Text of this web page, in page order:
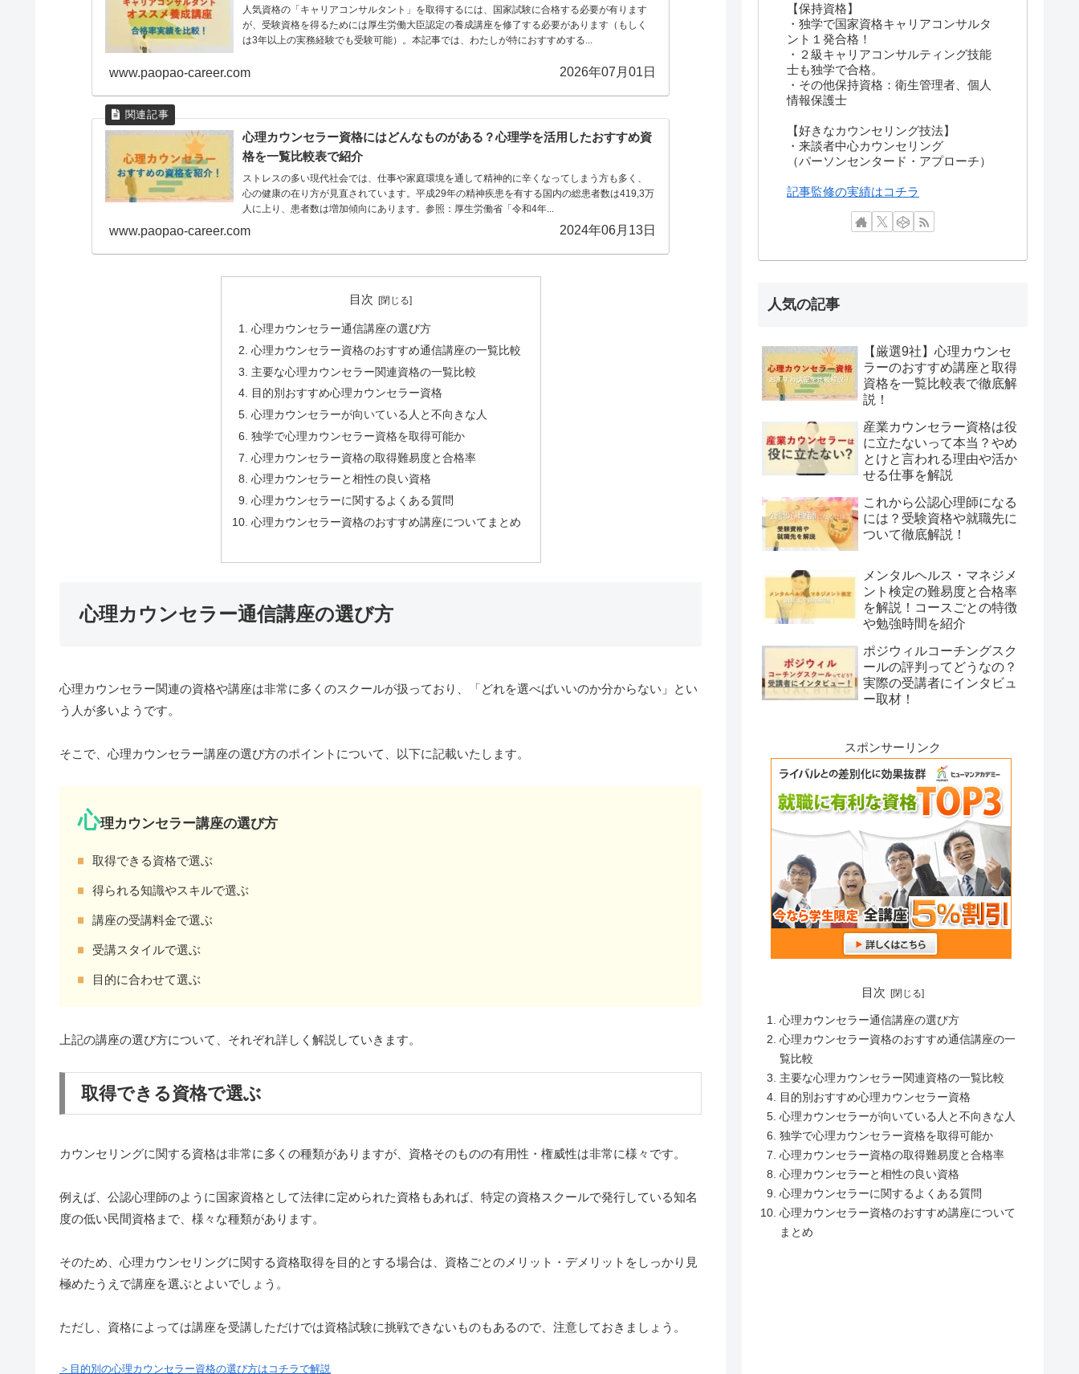
人気資格の「キャリアコンサルタント」を取得するには、国家試験に合格する必要が有ります
が、受験資格を得るためには厚生労働大臣認定の養成講座を修了する必要があります（もしく
は3年以上の実務経験でも受験可能）。本記事では、わたしが特におすすめする...
www.paopao-career.com 2026年07月01日
心理カウンセラー資格にはどんなものがある？心理学を活用したおすすめ資
格を一覧比較表で紹介
ストレスの多い現代社会では、仕事や家庭環境を通して精神的に辛くなってしまう方も多く、
心の健康の在り方が見直されています。平成29年の精神疾患を有する国内の総患者数は419,3万
人に上り、患者数は増加傾向にあります。参照：厚生労働省「令和4年...
www.paopao-career.com 2024年06月13日
目次
心理カウンセラー通信講座の選び方
心理カウンセラー資格のおすすめ通信講座の一覧比較
主要な心理カウンセラー関連資格の一覧比較
目的別おすすめ心理カウンセラー資格
心理カウンセラーが向いている人と不向きな人
独学で心理カウンセラー資格を取得可能か
心理カウンセラー資格の取得難易度と合格率
心理カウンセラーと相性の良い資格
心理カウンセラーに関するよくある質問
心理カウンセラー資格のおすすめ講座についてまとめ
心理カウンセラー通信講座の選び方
心理カウンセラー関連の資格や講座は非常に多くのスクールが扱っており、「どれを選べばいいのか分からない」とい
う人が多いようです。
そこで、心理カウンセラー講座の選び方のポイントについて、以下に記載いたします。
心理カウンセラー講座の選び方
取得できる資格で選ぶ
得られる知識やスキルで選ぶ
講座の受講料金で選ぶ
受講スタイルで選ぶ
目的に合わせて選ぶ
上記の講座の選び方について、それぞれ詳しく解説していきます。
取得できる資格で選ぶ
カウンセリングに関する資格は非常に多くの種類がありますが、資格そのものの有用性・権威性は非常に様々です。
例えば、公認心理師のように国家資格として法律に定められた資格もあれば、特定の資格スクールで発行している知名
度の低い民間資格まで、様々な種類があります。
そのため、心理カウンセリングに関する資格取得を目的とする場合は、資格ごとのメリット・デメリットをしっかり見
極めたうえで講座を選ぶとよいでしょう。
ただし、資格によっては講座を受講しただけでは資格試験に挑戦できないものもあるので、注意しておきましょう。
＞目的別の心理カウンセラー資格の選び方はコチラで解説
【保持資格】
・独学で国家資格キャリアコンサルタ
ント１発合格！
・２級キャリアコンサルティング技能
士も独学で合格。
・その他保持資格：衛生管理者、個人
情報保護士
【好きなカウンセリング技法】
・来談者中心カウンセリング
（パーソンセンタード・アプローチ）
記事監修の実績はコチラ
人気の記事
【厳選9社】心理カウンセ
ラーのおすすめ講座と取得
資格を一覧比較表で徹底解
説！
産業カウンセラー資格は役
に立たないって本当？やめ
とけと言われる理由や活か
せる仕事を解説
これから公認心理師になる
には？受験資格や就職先に
ついて徹底解説！
メンタルヘルス・マネジメ
ント検定の難易度と合格率
を解説！コースごとの特徴
や勉強時間を紹介
ポジウィルコーチングスク
ールの評判ってどうなの？
実際の受講者にインタビュ
ー取材！
スポンサーリンク
目次
心理カウンセラー通信講座の選び方
心理カウンセラー資格のおすすめ通信講座の一
覧比較
主要な心理カウンセラー関連資格の一覧比較
目的別おすすめ心理カウンセラー資格
心理カウンセラーが向いている人と不向きな人
独学で心理カウンセラー資格を取得可能か
心理カウンセラー資格の取得難易度と合格率
心理カウンセラーと相性の良い資格
心理カウンセラーに関するよくある質問
心理カウンセラー資格のおすすめ講座について
まとめ